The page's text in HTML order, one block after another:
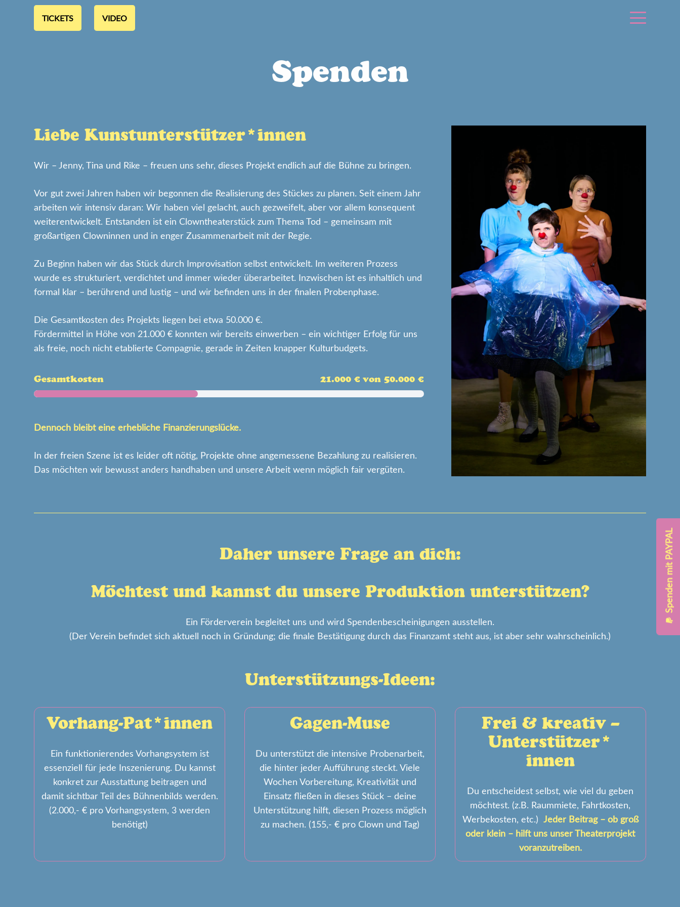
TICKETS VIDEO
Spenden
Liebe Kunstunterstützer*innen
Wir – Jenny, Tina und Rike – freuen uns sehr, dieses Projekt endlich auf die Bühne zu bringen.
Vor gut zwei Jahren haben wir begonnen die Realisierung des Stückes zu planen. Seit einem Jahr
arbeiten wir intensiv daran: Wir haben viel gelacht, auch gezweifelt, aber vor allem konsequent
weiterentwickelt. Entstanden ist ein Clowntheaterstück zum Thema Tod – gemeinsam mit
großartigen Clowninnen und in enger Zusammenarbeit mit der Regie.
Zu Beginn haben wir das Stück durch Improvisation selbst entwickelt. Im weiteren Prozess
wurde es strukturiert, verdichtet und immer wieder überarbeitet. Inzwischen ist es inhaltlich und
formal klar – berührend und lustig – und wir befinden uns in der finalen Probenphase.
Die Gesamtkosten des Projekts liegen bei etwa 50.000 €.
Fördermittel in Höhe von 21.000 € konnten wir bereits einwerben – ein wichtiger Erfolg für uns
als freie, noch nicht etablierte Compagnie, gerade in Zeiten knapper Kulturbudgets.
Gesamtkosten 21.000 € von 50.000 €
Dennoch bleibt eine erhebliche Finanzierungslücke.
In der freien Szene ist es leider oft nötig, Projekte ohne angemessene Bezahlung zu realisieren.
Das möchten wir bewusst anders handhaben und unsere Arbeit wenn möglich fair vergüten.
Daher unsere Frage an dich:
Möchtest und kannst du unsere Produktion unterstützen?
Ein Förderverein begleitet uns und wird Spendenbescheinigungen ausstellen.
(Der Verein befindet sich aktuell noch in Gründung; die finale Bestätigung durch das Finanzamt steht aus, ist aber sehr wahrscheinlich.)
Unterstützungs-Ideen:
Vorhang-Pat*innen
Ein funktionierendes Vorhangsystem ist
essenziell für jede Inszenierung. Du kannst
konkret zur Ausstattung beitragen und
damit sichtbar Teil des Bühnenbilds werden.
(2.000,- € pro Vorhangsystem, 3 werden
benötigt)
Gagen-Muse
Du unterstützt die intensive Probenarbeit,
die hinter jeder Aufführung steckt. Viele
Wochen Vorbereitung, Kreativität und
Einsatz fließen in dieses Stück – deine
Unterstützung hilft, diesen Prozess möglich
zu machen. (155,- € pro Clown und Tag)
Frei & kreativ –
Unterstützer*
innen
Du entscheidest selbst, wie viel du geben
möchtest. (z.B. Raummiete, Fahrtkosten,
Werbekosten, etc.) Jeder Beitrag – ob groß
oder klein – hilft uns unser Theaterprojekt
voranzutreiben.
paypal
Spenden mit PAYPAL